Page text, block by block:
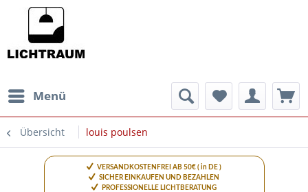
Menü
Übersicht louis poulsen
VERSANDKOSTENFREI AB 50€ ( in DE )
SICHER EINKAUFEN UND BEZAHLEN
PROFESSIONELLE LICHTBERATUNG